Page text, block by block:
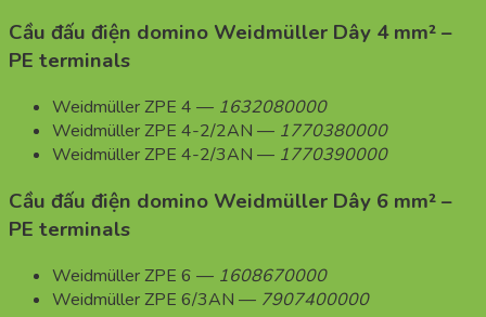
Cầu đấu điện domino Weidmüller Dây 4 mm² –
PE terminals
Weidmüller ZPE 4 — 1632080000
Weidmüller ZPE 4-2/2AN — 1770380000
Weidmüller ZPE 4-2/3AN — 1770390000
Cầu đấu điện domino Weidmüller Dây 6 mm² –
PE terminals
Weidmüller ZPE 6 — 1608670000
Weidmüller ZPE 6/3AN — 7907400000